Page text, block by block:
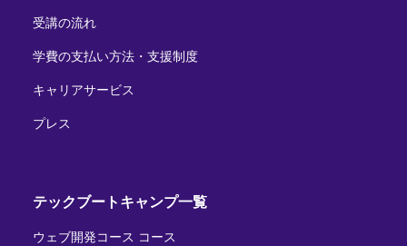
受講の流れ
学費の支払い方法・支援制度
キャリアサービス
プレス
テックブートキャンプ一覧
ウェブ開発コース コース